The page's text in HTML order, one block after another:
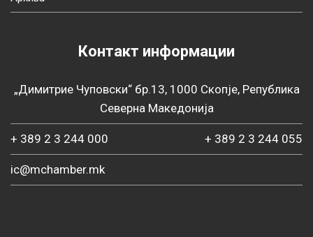
Контакт информации
„Димитрие Чуповски“ бр.13, 1000 Скопје, Република
Северна Македонија
+ 389 2 3 244 000 + 389 2 3 244 055
ic@mchamber.mk